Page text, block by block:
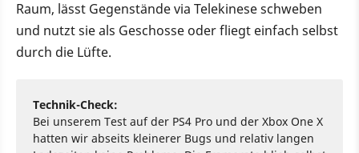
Raum, lässt Gegenstände via Telekinese schweben
und nutzt sie als Geschosse oder fliegt einfach selbst
durch die Lüfte.
Technik-Check:
Bei unserem Test auf der PS4 Pro und der Xbox One X
hatten wir abseits kleinerer Bugs und relativ langen